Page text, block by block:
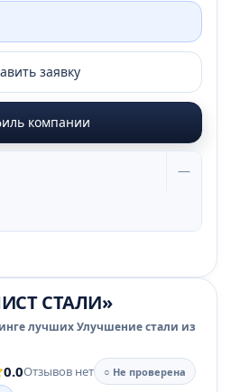
заявку
компании
—
СТАЛИ»
лучших Улучшение стали из
0.0Отзывов нет
○ Не проверена